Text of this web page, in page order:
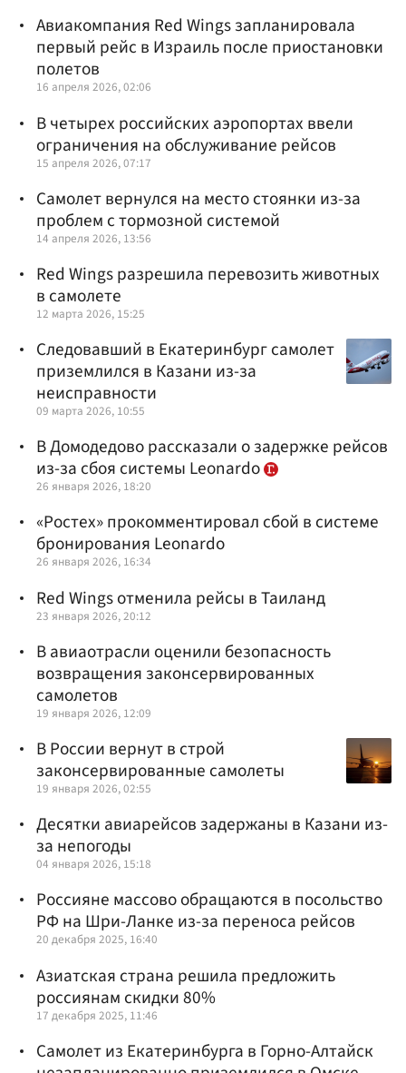
Авиакомпания Red Wings запланировала
первый рейс в Израиль после приостановки
полетов
16 апреля 2026, 02:06
В четырех российских аэропортах ввели
ограничения на обслуживание рейсов
15 апреля 2026, 07:17
Самолет вернулся на место стоянки из-за
проблем с тормозной системой
14 апреля 2026, 13:56
Red Wings разрешила перевозить животных
в самолете
12 марта 2026, 15:25
Следовавший в Екатеринбург самолет
приземлился в Казани из-за
неисправности
09 марта 2026, 10:55
В Домодедово рассказали о задержке рейсов
из-за сбоя системы Leonardo
26 января 2026, 18:20
«Ростех» прокомментировал сбой в системе
бронирования Leonardo
26 января 2026, 16:34
Red Wings отменила рейсы в Таиланд
23 января 2026, 20:12
В авиаотрасли оценили безопасность
возвращения законсервированных
самолетов
19 января 2026, 12:09
В России вернут в строй
законсервированные самолеты
19 января 2026, 02:55
Десятки авиарейсов задержаны в Казани из-
за непогоды
04 января 2026, 15:18
Россияне массово обращаются в посольство
РФ на Шри-Ланке из-за переноса рейсов
20 декабря 2025, 16:40
Азиатская страна решила предложить
россиянам скидки 80%
17 декабря 2025, 11:46
Самолет из Екатеринбурга в Горно-Алтайск